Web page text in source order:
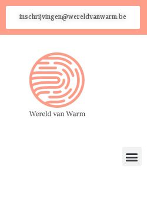
inschrijvingen@wereldvanwarm.be